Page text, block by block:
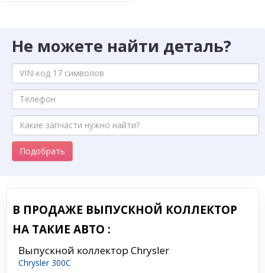
Не можете найти деталь?
Подобрать
В ПРОДАЖЕ ВЫПУСКНОЙ КОЛЛЕКТОР
НА ТАКИЕ АВТО :
Выпускной коллектор Chrysler
Chrysler 300C